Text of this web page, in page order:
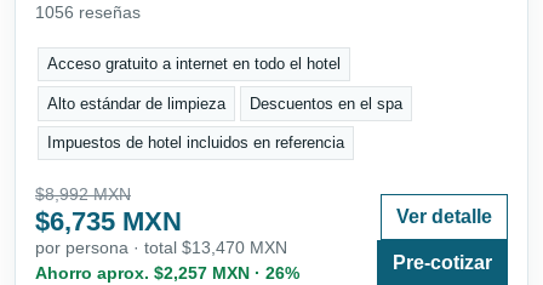
1056 reseñas
Acceso gratuito a internet en todo el hotel
Alto estándar de limpieza Descuentos en el spa
Impuestos de hotel incluidos en referencia
$8,992 MXN
$6,735 MXN
por persona · total $13,470 MXN
Ahorro aprox. $2,257 MXN · 26%
Ver detalle
Pre-cotizar